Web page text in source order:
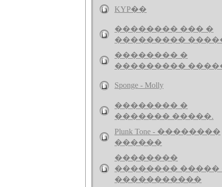
KYP��
�������� ��� �
���������
�������� �
���������
Sponge - Molly
�������� �
������� �����.
Plunk Tone - ��������
������
��������
�������� �����
�����������